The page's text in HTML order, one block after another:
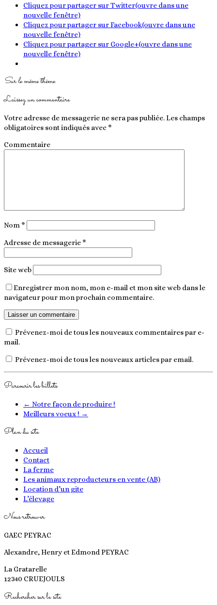
Cliquez pour partager sur Twitter(ouvre dans une
nouvelle fenêtre)
Cliquez pour partager sur Facebook(ouvre dans une
nouvelle fenêtre)
Cliquez pour partager sur Google+(ouvre dans une
nouvelle fenêtre)
Sur le même thème
Laissez un commentaire
Votre adresse de messagerie ne sera pas publiée.Les champs
obligatoires sont indiqués avec *
Commentaire
Nom*
Adresse de messagerie*
Site web
Enregistrer mon nom, mon e-mail et mon site web dans le
navigateur pour mon prochain commentaire.
Prévenez-moi de tous les nouveaux commentaires par e-
mail.
Prévenez-moi de tous les nouveaux articles par email.
Parcourir les billets
← Notre façon de produire !
Meilleurs voeux ! →
Plan du site
Accueil
Contact
La ferme
Les animaux reproducteurs en vente (AB)
Location d’un gite
L’élevage
Nous retrouver
GAEC PEYRAC
Alexandre, Henry et Edmond PEYRAC
La Gratarelle
12340 CRUEJOULS
Rechercher sur le site